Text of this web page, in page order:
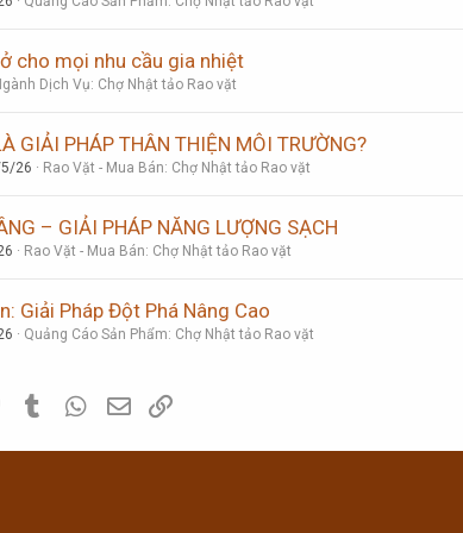
cho mọi nhu cầu gia nhiệt
Dịch Vụ: Chợ Nhật tảo Rao vặt
GIẢI PHÁP THÂN THIỆN MÔI TRƯỜNG?
26 Rao Vặt - Mua Bán: Chợ Nhật tảo Rao vặt
– GIẢI PHÁP NĂNG LƯỢNG SẠCH
Rao Vặt - Mua Bán: Chợ Nhật tảo Rao vặt
Giải Pháp Đột Phá Nâng Cao
Quảng Cáo Sản Phẩm: Chợ Nhật tảo Rao vặt
PinterestTumblr WhatsApp
Email